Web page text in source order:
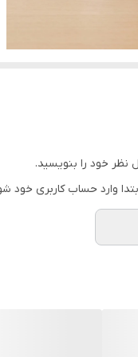
نظر خود را بنویسید.
وارد حساب کاربری خود